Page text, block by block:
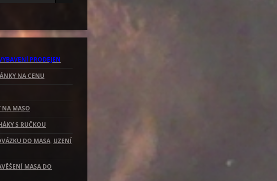
PRODEJEN
NA CENU
NA MASO
S RUČKOU
DO MASA, UZENÍ
MASA DO